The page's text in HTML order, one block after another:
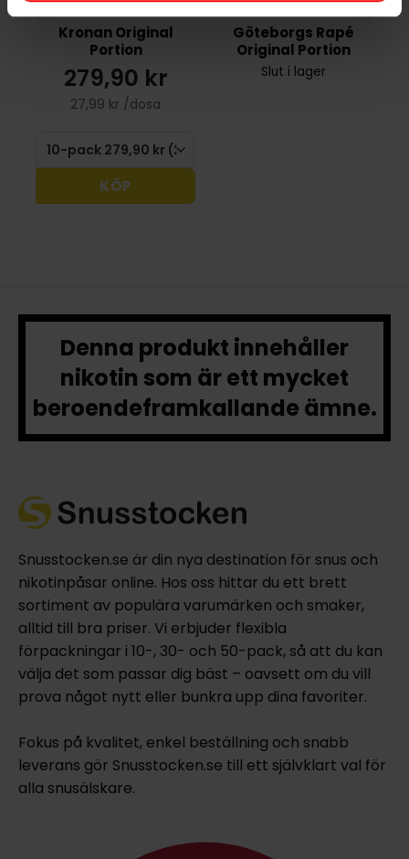
Kronan Original
Portion
279,90 kr
27,99 kr /dosa
KÖP
Göteborgs Rapé
Original Portion
Slut i lager
Denna produkt innehåller
nikotin som är ett mycket
beroendeframkallande ämne.
Snusstocken.se är din nya destination för snus och
nikotinpåsar online. Hos oss hittar du ett brett
sortiment av populära varumärken och smaker,
alltid till bra priser. Vi erbjuder flexibla
förpackningar i 10-, 30- och 50-pack, så att du kan
välja det som passar dig bäst – oavsett om du vill
prova något nytt eller bunkra upp dina favoriter.
Fokus på kvalitet, enkel beställning och snabb
leverans gör Snusstocken.se till ett självklart val för
alla snusälskare.